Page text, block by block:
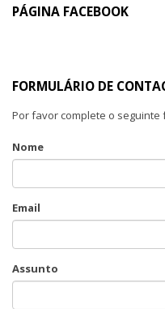
PÁGINA FACEBOOK
FORMULÁRIO DE
Por favor complete o seguinte
Nome
Email
Assunto